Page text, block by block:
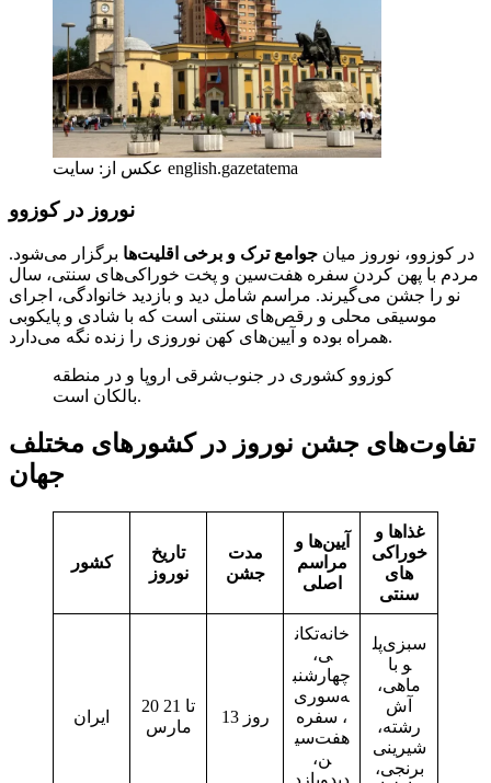
عکس از: سایت english.gazetatema
نوروز در کوزوو
در کوزوو، نوروز میان جوامع ترک و برخی اقلیت‌ها برگزار می‌شود.
مردم با پهن کردن سفره هفت‌سین و پخت خوراکی‌های سنتی، سال
نو را جشن می‌گیرند. مراسم شامل دید و بازدید خانوادگی، اجرای
موسیقی محلی و رقص‌های سنتی است که با شادی و پایکوبی
همراه بوده و آیین‌های کهن نوروزی را زنده نگه می‌دارد.
کوزوو کشوری در جنوب‌شرقی اروپا و در منطقه
بالکان است.
تفاوت‌های جشن نوروز در کشورهای مختلف
جهان
کشور
تاریخ
نوروز
مدت
جشن
آیین‌ها و
مراسم
اصلی
غذاها و
خوراکی‌
های
سنتی
ایران
20 تا 21
مارس
13 روز
خانه‌تکان
ی،
چهارشنب
ه‌سوری
، سفره
هفت‌سی
ن،
دیدوبازد
سبزی‌پل
و با
ماهی،
آش
رشته،
شیرینی
برنجی،